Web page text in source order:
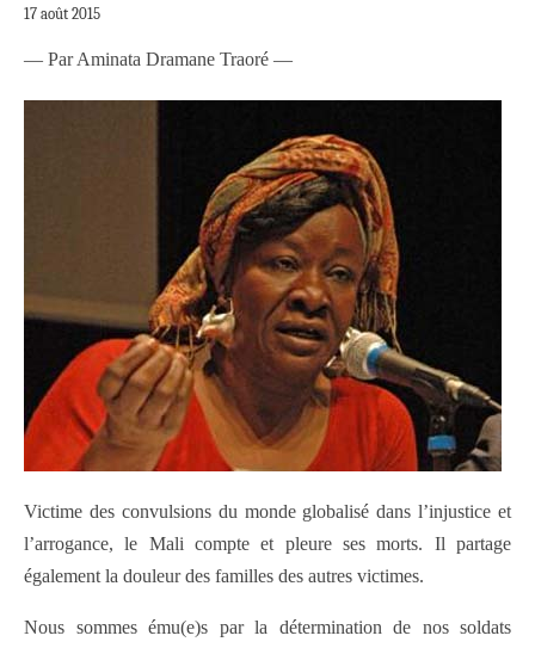
17 août 2015
— Par Aminata Dramane Traoré —
Victime des convulsions du monde globalisé dans l’injustice et
l’arrogance, le Mali compte et pleure ses morts. Il partage
également la douleur des familles des autres victimes.
Nous sommes ému(e)s par la détermination de nos soldats